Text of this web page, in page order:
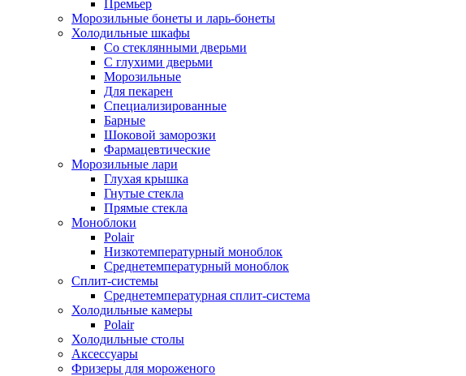
Премьер
Морозильные бонеты и ларь-бонеты
Холодильные шкафы
Со стеклянными дверьми
С глухими дверьми
Морозильные
Для пекарен
Специализированные
Барные
Шоковой заморозки
Фармацевтические
Морозильные лари
Глухая крышка
Гнутые стекла
Прямые стекла
Моноблоки
Polair
Низкотемпературный моноблок
Среднетемпературный моноблок
Сплит-системы
Среднетемпературная сплит-система
Холодильные камеры
Polair
Холодильные столы
Аксессуары
Фризеры для мороженого